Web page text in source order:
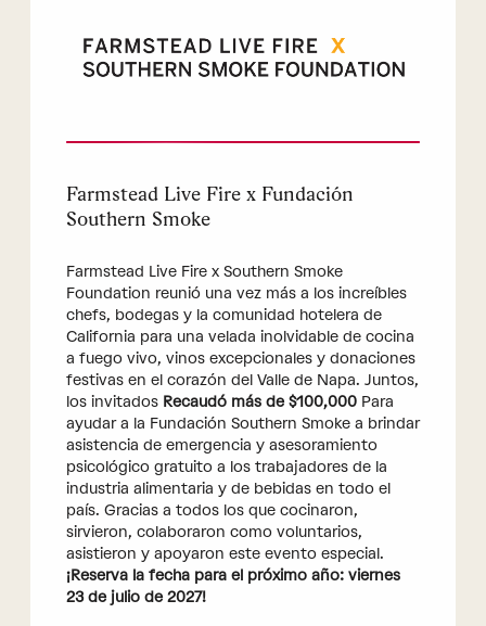
Farmstead Live Fire x Fundación
Southern Smoke
Farmstead Live Fire x Southern Smoke
Foundation reunió una vez más a los increíbles
chefs, bodegas y la comunidad hotelera de
California para una velada inolvidable de cocina
a fuego vivo, vinos excepcionales y donaciones
festivas en el corazón del Valle de Napa. Juntos,
los invitados Recaudó más de $100,000Para
ayudar a la Fundación Southern Smoke a brindar
asistencia de emergencia y asesoramiento
psicológico gratuito a los trabajadores de la
industria alimentaria y de bebidas en todo el
país. Gracias a todos los que cocinaron,
sirvieron, colaboraron como voluntarios,
asistieron y apoyaron este evento especial.
¡Reserva la fecha para el próximo año: viernes
23 de julio de 2027!